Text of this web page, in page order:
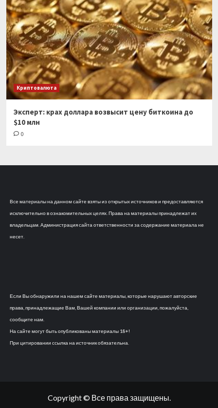
Криптовалюта
Эксперт: крах доллара возвысит цену биткоина до
$10 млн
0
Все материалы на данном сайте взяты из открытых источников и предоставляются
исключительно в ознакомительных целях. Права на материалы принадлежат их
владельцам. Администрация сайта ответственности за содержание материала не
несет.
Если Вы обнаружили на нашем сайте материалы, которые нарушают авторские
права, принадлежащие Вам, Вашей компании или организации, пожалуйста,
сообщите нам.
На сайте могут быть опубликованы материалы 18+!
При цитировании ссылка на источник обязательна.
Copyright © Все права защищены.